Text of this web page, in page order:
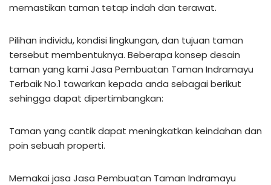
memastikan taman tetap indah dan terawat.
Pilihan individu, kondisi lingkungan, dan tujuan taman
tersebut membentuknya. Beberapa konsep desain
taman yang kami Jasa Pembuatan Taman Indramayu
Terbaik No.1 tawarkan kepada anda sebagai berikut
sehingga dapat dipertimbangkan:
Taman yang cantik dapat meningkatkan keindahan dan
poin sebuah properti.
Memakai jasa Jasa Pembuatan Taman Indramayu